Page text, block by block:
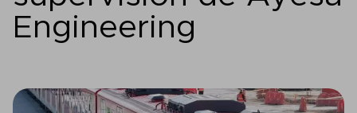
Engineering